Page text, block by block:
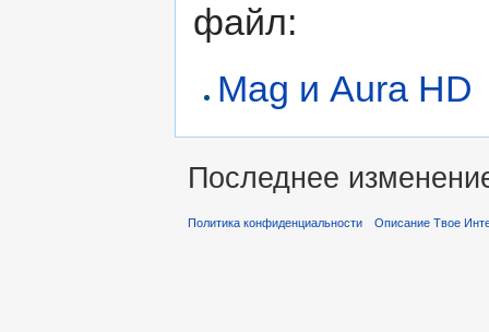
файл:
Mag и Aura HD
Последнее
Политика конфиденциальности Описание Твое